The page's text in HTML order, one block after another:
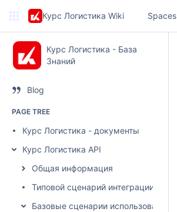
Курс Логистика Wiki Spaces
Курс Логистика - База
Знаний
Blog
PAGE TREE
Курс Логистика - документы
Курс Логистика API
Общая информация
Типовой сценарий интеграции
Базовые сценарии использования